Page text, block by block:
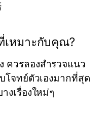
หมาะกับคุณ?
วรลองสำรวจแนว
โจทย์ตัวเองมากที่สุด
งเรื่องใหม่ๆ